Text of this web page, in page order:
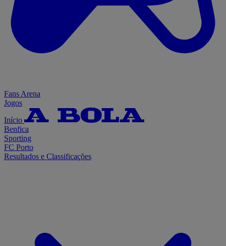
Fans Arena
Jogos
Início
Benfica
Sporting
FC Porto
Resultados e Classificações